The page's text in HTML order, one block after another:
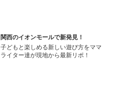
関西のイオンモールで新発見！
子どもと楽しめる新しい遊び方をママ
ライター達が現地から最新リポ！